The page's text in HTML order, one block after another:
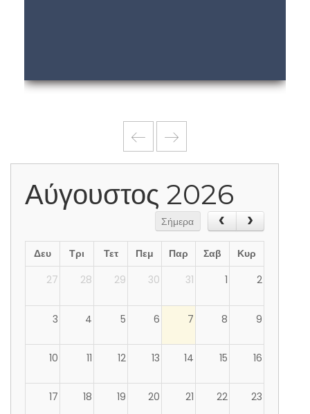
Αύγουστος 2026
Σήμερα
Δευ Τρι Τετ Πεμ Παρ Σαβ
Κυρ
27
28 29 30 31 1 2
3 4 5 6 7 8 9
10 11 12 13 14 15 16
17 18 19 20 21 22 23